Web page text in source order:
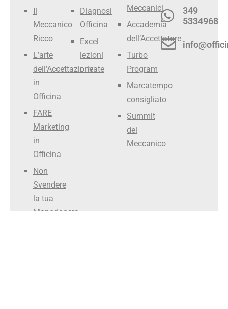
Meccanico
Ricco
L’arte
dell’Accettazione
in
Officina
FARE
Marketing
in
Officina
Non
Svendere
la tua
Manodopera
Diagnosi
Officina
Excel
lezioni
private
Meccanici
Accademia
dell’Accettatore
Turbo
Program
Marcatempo
consigliato
Summit
del
Meccanico
349
5334968